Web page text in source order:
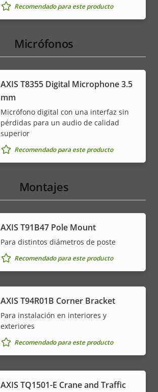
Recomendado para este producto
Micrófonos
AXIS T8355 Digital Microphone 3.5
mm
Micrófono digital con una interfaz sin
pérdidas para un audio de calidad
superior
Recomendado para este producto
Montajes
AXIS T91B47 Pole Mount
Para distintos diámetros de poste
Recomendado para este producto
AXIS T94R01B Corner Bracket
Para instalación en interiores y
exteriores
Recomendado para este producto
AXIS TQ1501-E Crane and Traffic